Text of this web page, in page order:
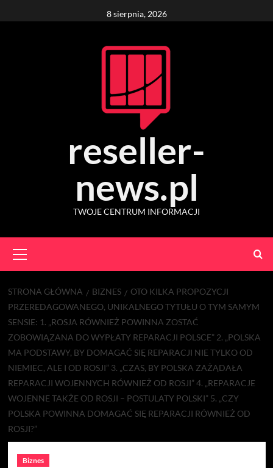
to
8 sierpnia, 2026
reseller-
news.pl
TWOJE CENTRUM INFORMACJI
Menu
STRONA GŁÓWNA BIZNES
OTO KILKA PROPOZYCJI
PRZEREDAGOWANEGO, UNIKALNEGO TYTUŁU O TYM SAMYM
SENSIE: 1. „ROSJA RÓWNIEŻ POWINNA ZOSTAĆ
ZOBOWIĄZANA DO WYPŁATY REPARACJI POLSCE” 2. „POLSKA
MA PODSTAWY, BY DOMAGAĆ SIĘ REPARACJI NIE TYLKO OD
NIEMIEC, ALE I OD ROSJI” 3. „CZAS, BY POLSKA ZAŻĄDAŁA
REPARACJI WOJENNYCH RÓWNIEŻ OD ROSJI” 4. „REPARACJE
WOJENNE TAKŻE OD ROSJI – POSTULATY POLSKI” 5. „CZY
POLSKA POWINNA DOMAGAĆ SIĘ REPARACJI RÓWNIEŻ OD
ROSJI?”
Biznes